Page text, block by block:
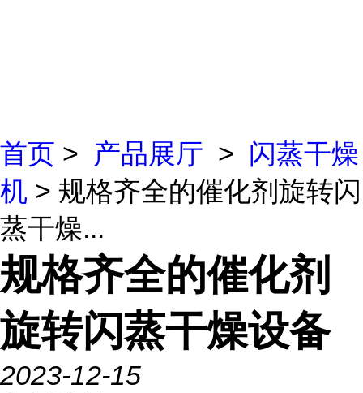
首页 > 产品展厅 > 闪蒸干燥
机 > 规格齐全的催化剂旋转闪
蒸干燥...
规格齐全的催化剂
旋转闪蒸干燥设备
2023-12-15